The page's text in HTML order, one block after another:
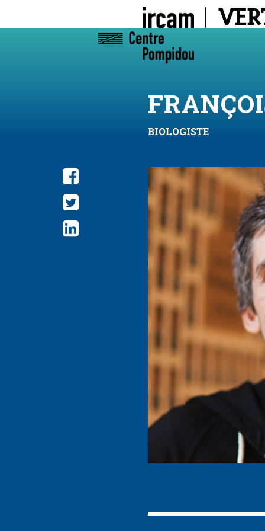
BIOLOGISTE